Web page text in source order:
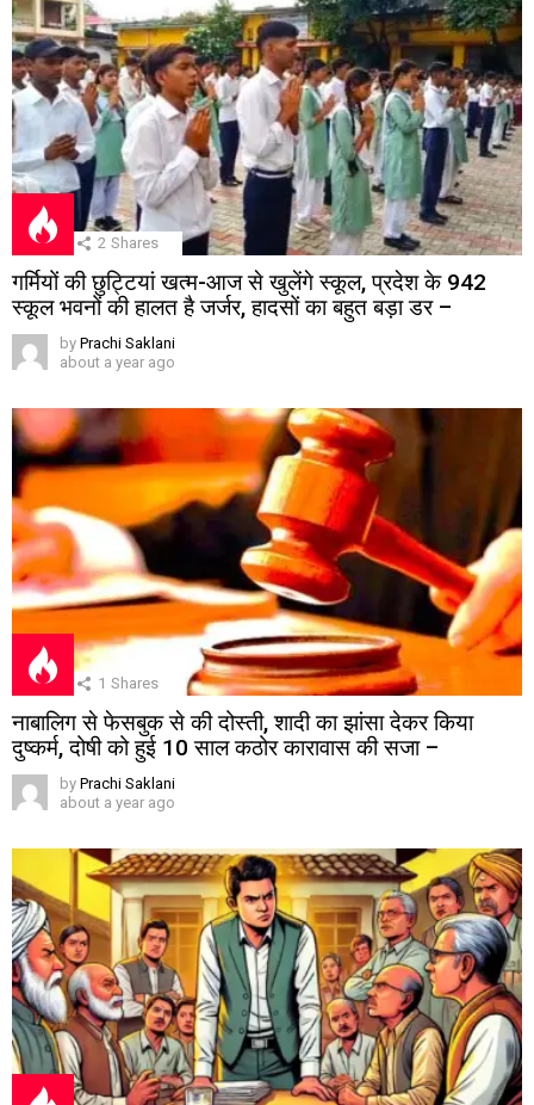
2 Shares
गर्मियों की छुट्टियां खत्म-आज से खुलेंगे स्कूल, प्रदेश के 942
स्कूल भवनों की हालत है जर्जर, हादसों का बहुत बड़ा डर –
by Prachi Saklani
about a year ago
1 Shares
नाबालिग से फेसबुक से की दोस्ती, शादी का झांसा देकर किया
दुष्कर्म, दोषी को हुई 10 साल कठोर कारावास की सजा –
by Prachi Saklani
about a year ago